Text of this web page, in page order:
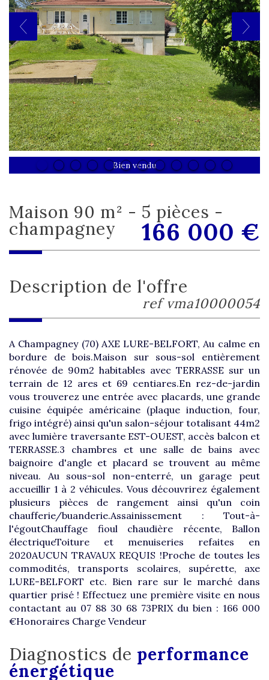
Bien vendu
maison 90 m² - 5 pièces -
champagney 166 000 €
description de l'offre
ref vma10000054
A Champagney (70) AXE LURE-BELFORT, Au calme en
bordure de bois.Maison sur sous-sol entièrement
rénovée de 90m2 habitables avec TERRASSE sur un
terrain de 12 ares et 69 centiares.En rez-de-jardin
vous trouverez une entrée avec placards, une grande
cuisine équipée américaine (plaque induction, four,
frigo intégré) ainsi qu'un salon-séjour totalisant 44m2
avec lumière traversante EST-OUEST, accès balcon et
TERRASSE.3 chambres et une salle de bains avec
baignoire d'angle et placard se trouvent au même
niveau. Au sous-sol non-enterré, un garage peut
accueillir 1 à 2 véhicules. Vous découvrirez également
plusieurs pièces de rangement ainsi qu'un coin
chaufferie/buanderie.Assainissement : Tout-à-
l'égoutChauffage fioul chaudière récente, Ballon
électriqueToiture et menuiseries refaites en
2020AUCUN TRAVAUX REQUIS !Proche de toutes les
commodités, transports scolaires, supérette, axe
LURE-BELFORT etc. Bien rare sur le marché dans
quartier prisé ! Effectuez une première visite en nous
contactant au 07 88 30 68 73PRIX du bien : 166 000
€Honoraires Charge Vendeur
diagnostics de performance
énergétique